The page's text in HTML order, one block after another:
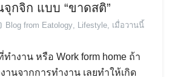
จุกจิก แบบ “ขาดสติ”
Blog from Eatology Lifestyle เมื่อวานนี้
ทำงาน หรือ Work form home ถ้า
านจากการทำงาน เลยทำให้เกิด